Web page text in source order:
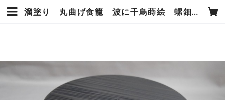
溜塗り 丸曲げ食籠 波に千鳥蒔絵 螺鈿 蓋ヘギ目 上杉満樹 作 | 上杉満樹工房